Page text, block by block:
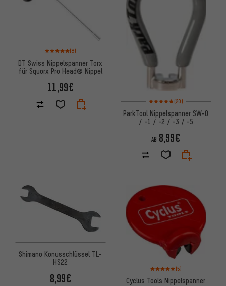
Bewertungen: 5 von 5 basierend auf 8 Bewertungen
(8)
DT Swiss Nippelspanner Torx
für Squorx Pro Head® Nippel
11,99€
Bewertungen: 5 von 5
(20)
ParkTool Nippelspanner SW-0
/ -1 / -2 / -3 / -5
AB 8,99€
Shimano Konusschlüssel TL-
HS22
8,99€
Bewertungen: 5 von 5
(5)
Cyclus Tools Nippelspanner